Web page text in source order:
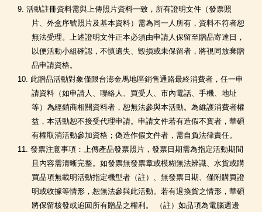
9. 活動註冊資料需與上傳照片資料一致，所有證明文件（發票照
片、外盒序號照片及基本資料）需為同一人所有，資料不符者恕
無法受理。上述證明文件正本必須由申請人保留至贈品寄達日，
以便活動小組確認，不慎遺失、毀損或未保留者，將視同放棄贈
品申請資格。
10. 此贈品活動對象僅限台澎金馬地區銷售通路最終消費者，任一申
請資料（如申請人、聯絡人、買受人、市內電話、手機、地址
等）為經銷商相關資料者，恕無法參與本活動。為維護消費者權
益，本活動恕不接受代理申請。申請文件若有造假不實者，華碩
有權取消活動參加資格；偽造作假文件者，需自負法律責任。
11. 發票注意事項：上傳產品發票照片，發票日期需為指定活動期間
且內容需清晰完整。如發票無發票章或模糊無法辨識、水貨或購
買品項無載明活動指定機型者（註）、無發票日期、僅附購買證
明或收據等情形，恕無法參與此活動。若有退換貨之情形，華碩
將保留核發或追回所有贈品之權利。 （註）如品項為電腦週邊